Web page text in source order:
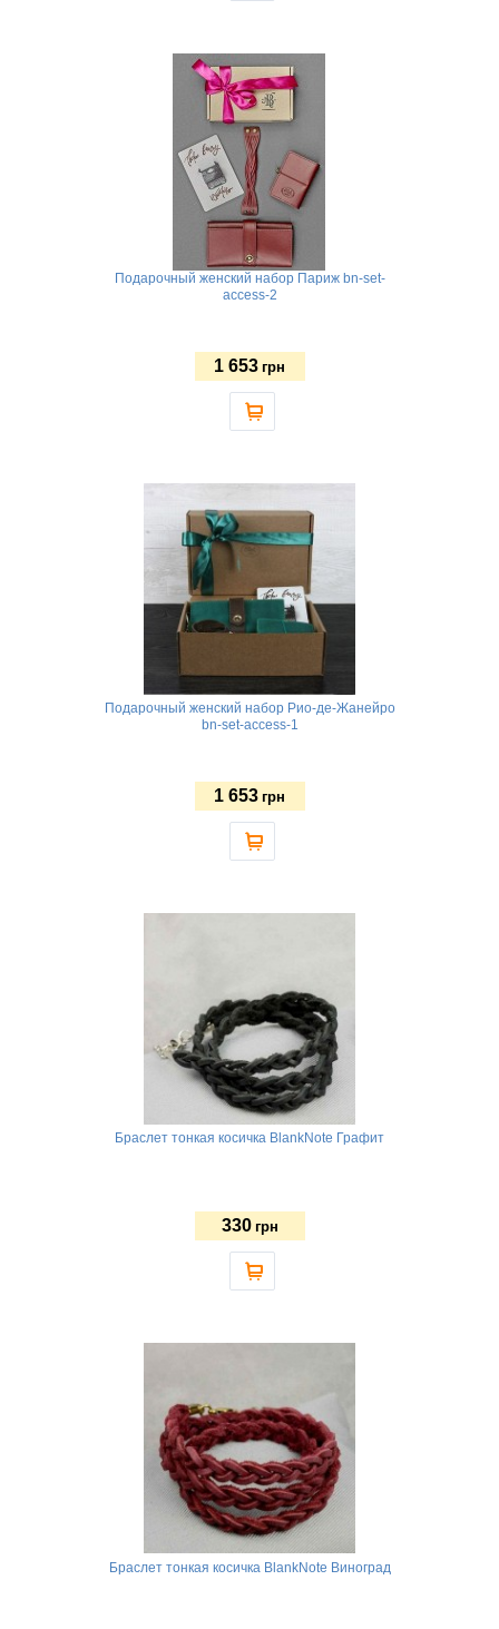
Подарочный женский набор Париж bn-set-
access-2
1 653 грн
Подарочный женский набор Рио-де-Жанейро
bn-set-access-1
1 653 грн
Браслет тонкая косичка BlankNote Графит
330 грн
Браслет тонкая косичка BlankNote Виноград